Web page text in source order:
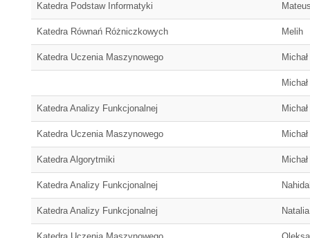
Katedra Podstaw Informatyki
Katedra Równań Różniczkowych Melih
Katedra Uczenia Maszynowego Michał
Michał
Katedra Analizy Funkcjonalnej Michał
Katedra Uczenia Maszynowego Michał
Katedra Algorytmiki Michał
Katedra Analizy Funkcjonalnej
Katedra Analizy Funkcjonalnej Natalia